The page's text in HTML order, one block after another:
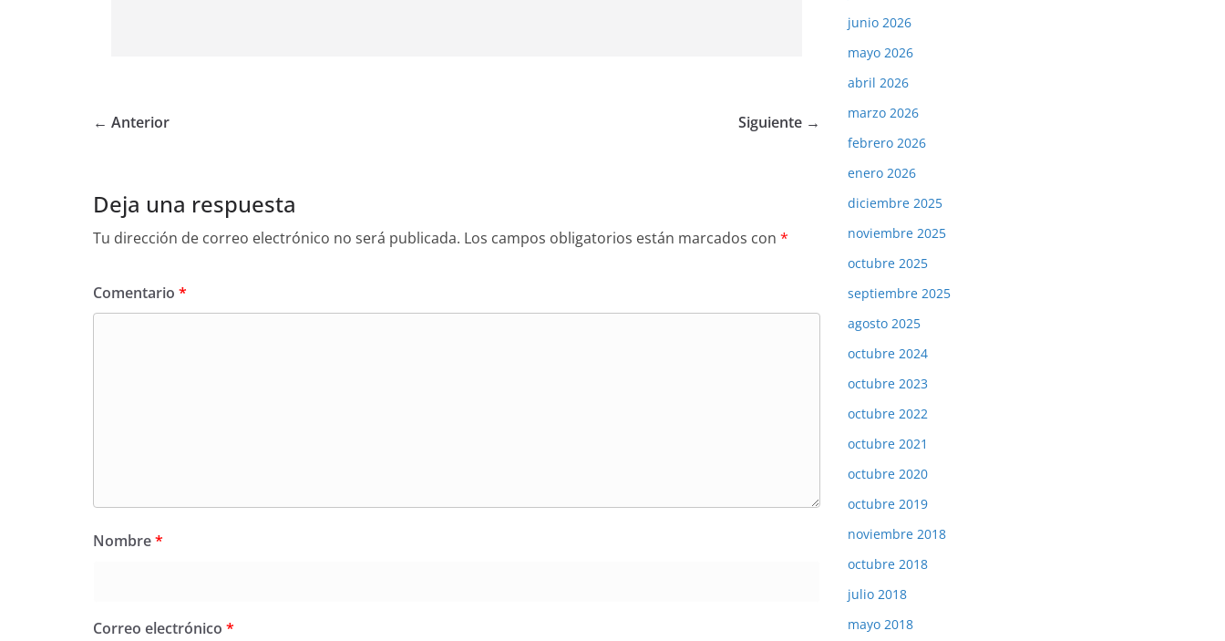
← Anterior Siguiente →
Deja una respuesta
Tu dirección de correo electrónico no será publicada. Los campos obligatorios están marcados con *
Comentario *
Nombre*
Correo electrónico *
junio 2026
mayo 2026
abril 2026
marzo 2026
febrero 2026
enero 2026
diciembre 2025
noviembre 2025
octubre 2025
septiembre 2025
agosto 2025
octubre 2024
octubre 2023
octubre 2022
octubre 2021
octubre 2020
octubre 2019
noviembre 2018
octubre 2018
julio 2018
mayo 2018